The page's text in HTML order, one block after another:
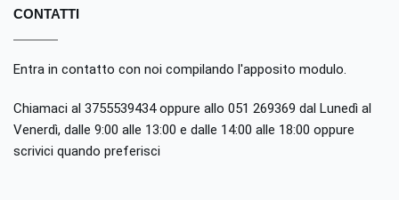
CONTATTI
Entra in contatto con noi compilando l'apposito modulo.
Chiamaci al 3755539434 oppure allo 051 269369 dal Lunedì al
Venerdì, dalle 9:00 alle 13:00 e dalle 14:00 alle 18:00 oppure
scrivici quando preferisci